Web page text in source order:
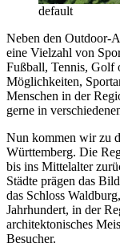
default
Neben den Outdoor-
eine Vielzahl von
Fußball, Tennis, Golf
Möglichkeiten,
Menschen in der
gerne in
Nun kommen wir zu
Württemberg. Die
bis ins Mittelalter
Städte prägen das
das Schloss
Jahrhundert, in der
architektonisches
Besucher.